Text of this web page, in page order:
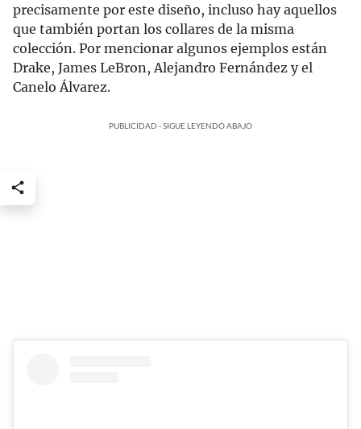
precisamente por este diseño, incluso hay aquellos
que también portan los collares de la misma
colección. Por mencionar algunos ejemplos están
Drake, James LeBron, Alejandro Fernández y el
Canelo Álvarez.
PUBLICIDAD - SIGUE LEYENDO ABAJO